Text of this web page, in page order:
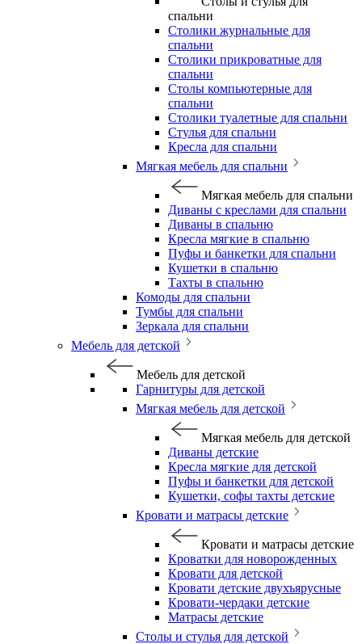
спальни
Столики журнальные для
спальни
Столики прикроватные для
спальни
Столы компьютерные для
спальни
Столики туалетные для спальни
Стулья для спальни
Кресла для спальни
Мягкая мебель для спальни
Мягкая мебель для спальни
Диваны с креслами для спальни
Диваны в спальню
Кресла мягкие в спальню
Пуфы и банкетки для спальни
Кушетки в спальню
Тахты в спальню
Комоды для спальни
Тумбы для спальни
Зеркала для спальни
Мебель для детской
Мебель для детской
Гарнитуры для детской
Мягкая мебель для детской
Мягкая мебель для детской
Диваны детские
Кресла мягкие для детской
Пуфы и банкетки для детской
Кушетки, софы тахты детские
Кровати и матрасы детские
Кровати и матрасы детские
Кроватки для новорожденных
Кровати для детской
Кровати детские двухъярусные
Кровати-чердаки детские
Матрасы детские
Столы и стулья для детской